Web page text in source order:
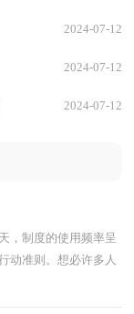
2024-07-12
2024-07-12
2024-07-12
，制度的使用频率呈
动准则。想必许多人